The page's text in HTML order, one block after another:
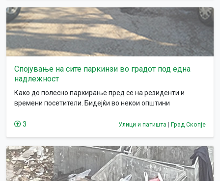
Спојување на сите паркинзи во градот под една
надлежност
Како до полесно паркирање пред се на резиденти и
времени посетители. Бидејќи во некои општини
под надлежност на градот на кои места нема можност за
3 Улици и патишта | Град Скопје